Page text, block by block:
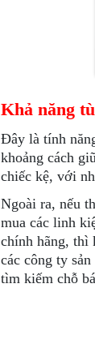
Khả năng
Đây là tính
khoảng cách
chiếc kệ, với
Ngoài ra, nếu
mua các linh
chính hãng, thì
các công ty
tìm kiếm chỗ